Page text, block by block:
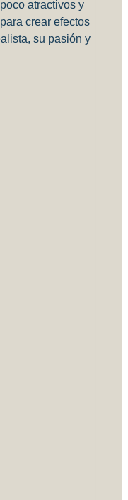
atractivos y
crear efectos
su pasión y